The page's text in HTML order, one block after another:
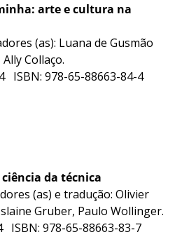
arte e cultura na
(as): Luana de Gusmão
Collaço.
ISBN: 978-65-88663-84-4
da técnica
(as) e tradução: Olivier
Gruber, Paulo Wollinger.
ISBN: 978-65-88663-83-7